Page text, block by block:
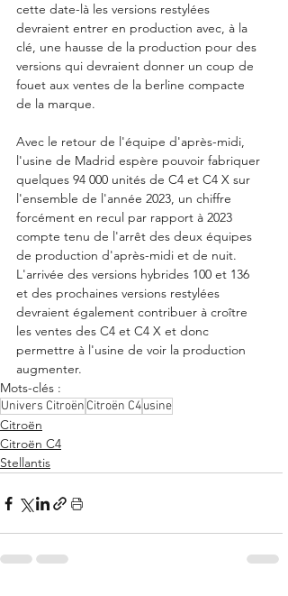
cette date-là les versions restylées
devraient entrer en production avec, à la
clé, une hausse de la production pour des
versions qui devraient donner un coup de
fouet aux ventes de la berline compacte
de la marque.
Avec le retour de l'équipe d'après-midi,
l'usine de Madrid espère pouvoir fabriquer
quelques 94 000 unités de C4 et C4 X sur
l'ensemble de l'année 2023, un chiffre
forcément en recul par rapport à 2023
compte tenu de l'arrêt des deux équipes
de production d'après-midi et de nuit.
L'arrivée des versions hybrides 100 et 136
et des prochaines versions restylées
devraient également contribuer à croître
les ventes des C4 et C4 X et donc
permettre à l'usine de voir la production
augmenter.
Mots-clés :
Univers Citroën Citroën C4usine
Citroën
Citroën C4
Stellantis